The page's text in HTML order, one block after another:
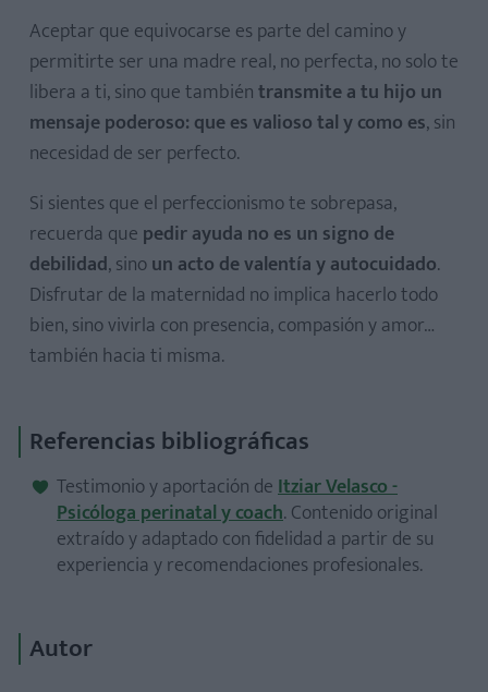
Aceptar que equivocarse es parte del camino y
permitirte ser una madre real, no perfecta, no solo te
libera a ti, sino que tambiéntransmite a tu hijo un
mensaje poderoso: que es valioso tal y como es, sin
necesidad de ser perfecto.
Si sientes que el perfeccionismo te sobrepasa,
recuerda que pedir ayuda no es un signo de
debilidad, sinoun acto de valentía y autocuidado.
Disfrutar de la maternidad no implica hacerlo todo
bien, sino vivirla con presencia, compasión y amor…
también hacia ti misma.
Referencias bibliográficas
Testimonio y aportación deItziar Velasco -
Psicóloga perinatal y coach. Contenido original
extraído y adaptado con fidelidad a partir de su
experiencia y recomendaciones profesionales.
Autor